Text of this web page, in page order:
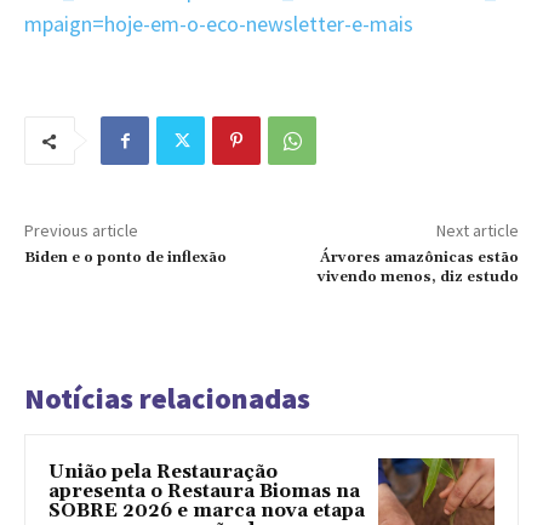
mpaign=hoje-em-o-eco-newsletter-e-mais
Previous article
Biden e o ponto de inflexão
Next article
Árvores amazônicas estão
vivendo menos, diz estudo
Notícias relacionadas
União pela Restauração
apresenta o Restaura Biomas na
SOBRE 2026 e marca nova etapa